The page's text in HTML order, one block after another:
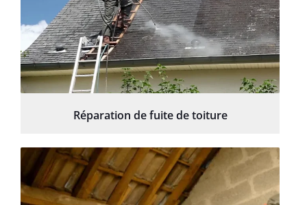
Réparation de fuite de toiture